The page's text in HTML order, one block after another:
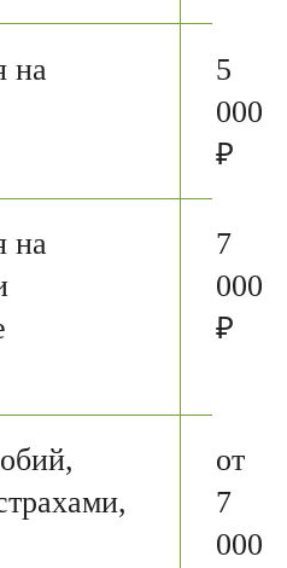
на
5
000
₽
на
7
000
₽
от
7
000